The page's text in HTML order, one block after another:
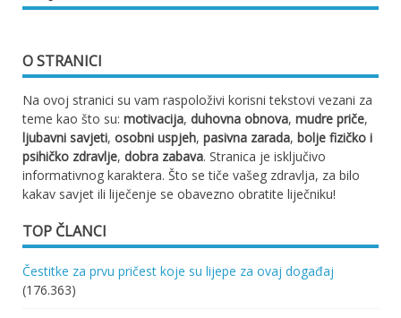
O STRANICI
Na ovoj stranici su vam raspoloživi korisni tekstovi vezani za
teme kao što su: motivacija, duhovna obnova, mudre priče,
ljubavni savjeti, osobni uspjeh, pasivna zarada, bolje fizičko i
psihičko zdravlje, dobra zabava. Stranica je isključivo
informativnog karaktera. Što se tiče vašeg zdravlja, za bilo
kakav savjet ili liječenje se obavezno obratite liječniku!
TOP ČLANCI
Čestitke za prvu pričest koje su lijepe za ovaj događaj
(176.363)